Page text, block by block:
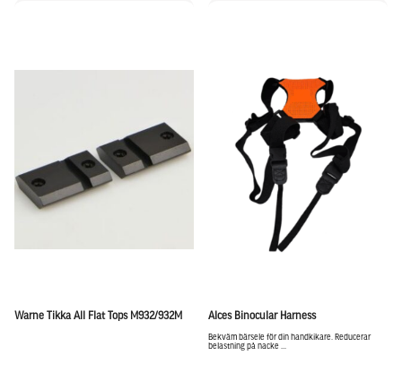
Warne Tikka All Flat Tops M932/932M Alces Binocular Harness
Bekväm bärsele för din handkikare. Reducerar
belastning på nacke ...